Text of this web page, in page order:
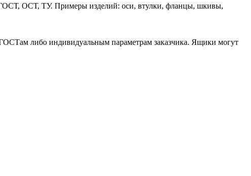
ГОСТ, ОСТ, ТУ. Примеры изделий: оси, втулки, фланцы, шкивы,
ГОСТам либо индивидуальным параметрам заказчика. Ящики могут